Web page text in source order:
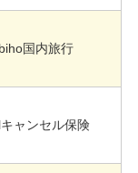
国内旅行
ャンセル保険